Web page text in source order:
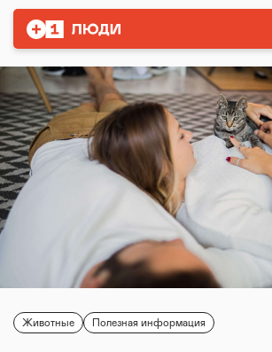
Животные Полезная информация